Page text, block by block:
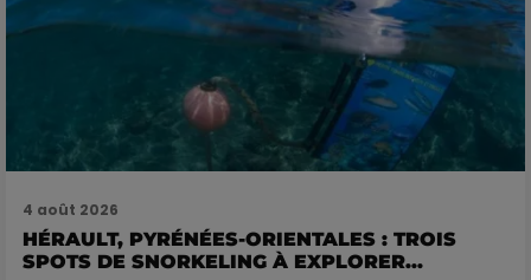
4 août 2026
HÉRAULT, PYRÉNÉES-ORIENTALES : TROIS
SPOTS DE SNORKELING À EXPLORER...